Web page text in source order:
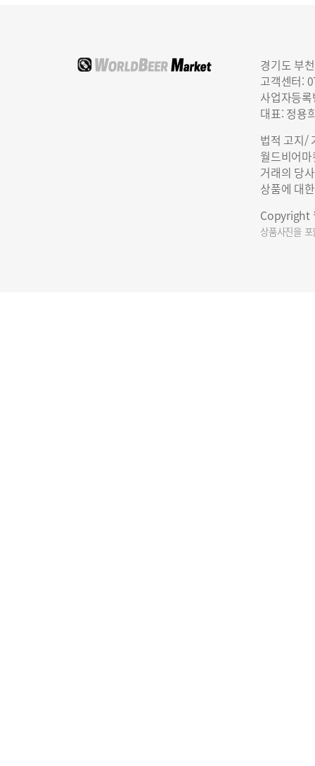
경기도 부
고객센터:
사업자등
대표: 정용
법적 고지/
월드비어
거래의 당
상품에 대
Copyright
상품사진을